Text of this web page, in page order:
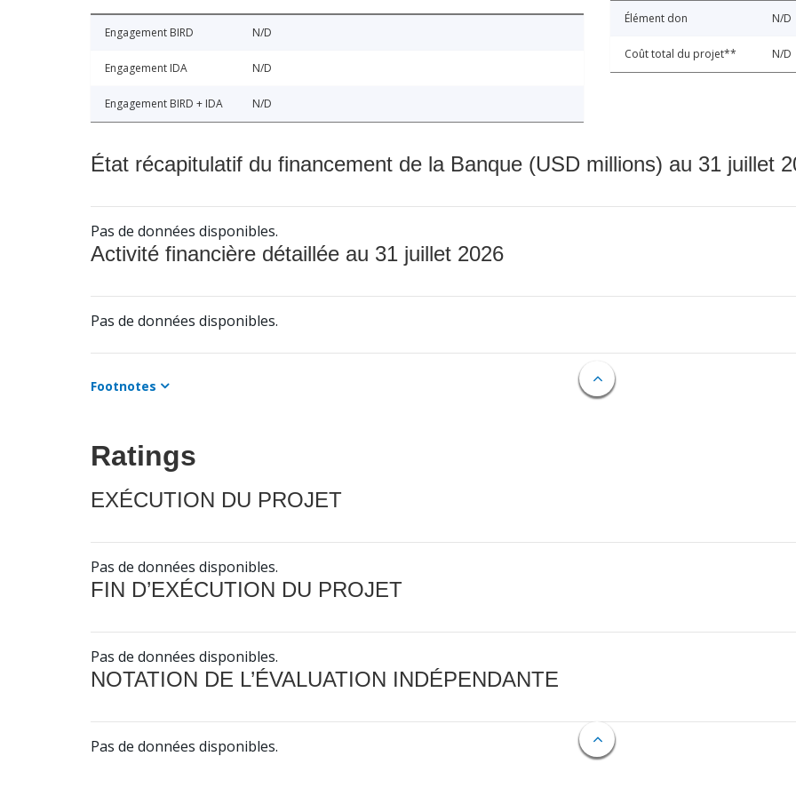
Engagement BIRD N/D
Engagement IDA N/D
Engagement BIRD + IDA N/D
Élément don N/D
Coût total du projet** N/D
État récapitulatif du financement de la Banque (USD millions) au 31 juillet
Pas de données disponibles.
Activité financière détaillée au 31 juillet 2026
Pas de données disponibles.
Footnotes
Ratings
EXÉCUTION DU PROJET
Pas de données disponibles.
FIN D’EXÉCUTION DU PROJET
Pas de données disponibles.
NOTATION DE L’ÉVALUATION INDÉPENDANTE
Pas de données disponibles.